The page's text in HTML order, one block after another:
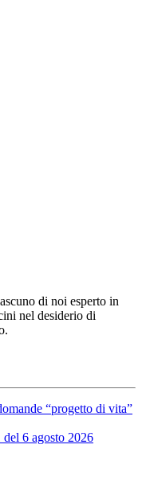
di noi esperto in
nel desiderio di
“progetto di vita”
6 agosto 2026